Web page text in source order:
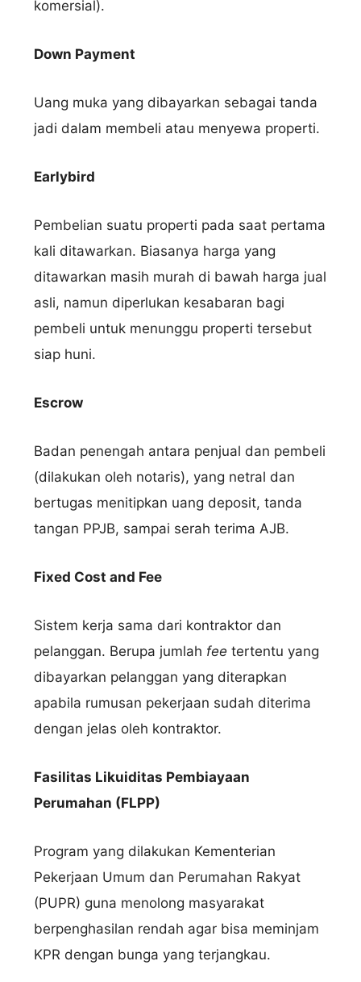
komersial).
Down Payment
Uang muka yang dibayarkan sebagai tanda
jadi dalam membeli atau menyewa properti.
Earlybird
Pembelian suatu properti pada saat pertama
kali ditawarkan. Biasanya harga yang
ditawarkan masih murah di bawah harga jual
asli, namun diperlukan kesabaran bagi
pembeli untuk menunggu properti tersebut
siap huni.
Escrow
Badan penengah antara penjual dan pembeli
(dilakukan oleh notaris), yang netral dan
bertugas menitipkan uang deposit, tanda
tangan PPJB, sampai serah terima AJB.
Fixed Cost and Fee
Sistem kerja sama dari kontraktor dan
pelanggan. Berupa jumlah feetertentu yang
dibayarkan pelanggan yang diterapkan
apabila rumusan pekerjaan sudah diterima
dengan jelas oleh kontraktor.
Fasilitas Likuiditas Pembiayaan
Perumahan (FLPP)
Program yang dilakukan Kementerian
Pekerjaan Umum dan Perumahan Rakyat
(PUPR) guna menolong masyarakat
berpenghasilan rendah agar bisa meminjam
KPR dengan bunga yang terjangkau.